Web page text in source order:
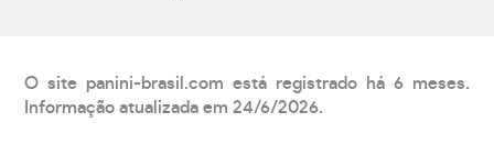
O site panini-brasil.com está registrado há 6 meses.
Informação atualizada em 24/6/2026.